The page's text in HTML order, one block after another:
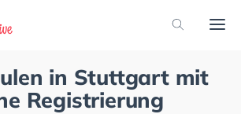
in Stuttgart mit
Registrierung